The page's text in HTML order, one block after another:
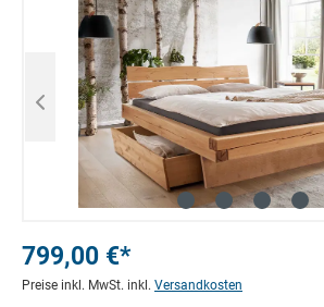
799,00 €*
Preise inkl. MwSt. inkl. Versandkosten